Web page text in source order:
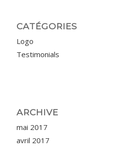
CATÉGORIES
Logo
Testimonials
ARCHIVE
mai 2017
avril 2017